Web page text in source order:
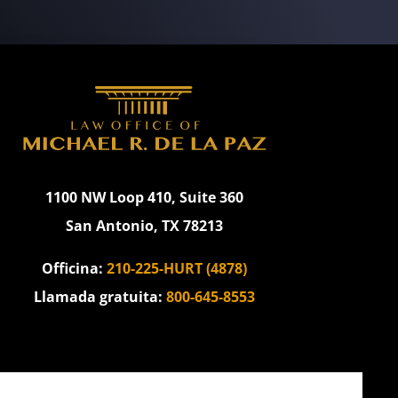
1100 NW Loop 410, Suite 360
San Antonio, TX 78213
Officina: 210-225-HURT (4878)
Llamada gratuita: 800-645-8553